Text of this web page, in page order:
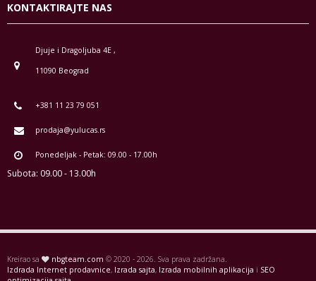
KONTAKTIRAJTE NAS
Djuje i Dragoljuba 4E ,
11090 Beograd
+381 11 23 79 051
prodaja@yulucas.rs
Ponedeljak - Petak: 09.00 - 17.00h
Subota: 09.00 - 13.00h
Kreirao sa nbgteam.com © 2020 - 2026. Sva prava zadržana.
Izdrada Internet prodavnice, Izrada sajta, Izrada mobilnih aplikacija i SEO